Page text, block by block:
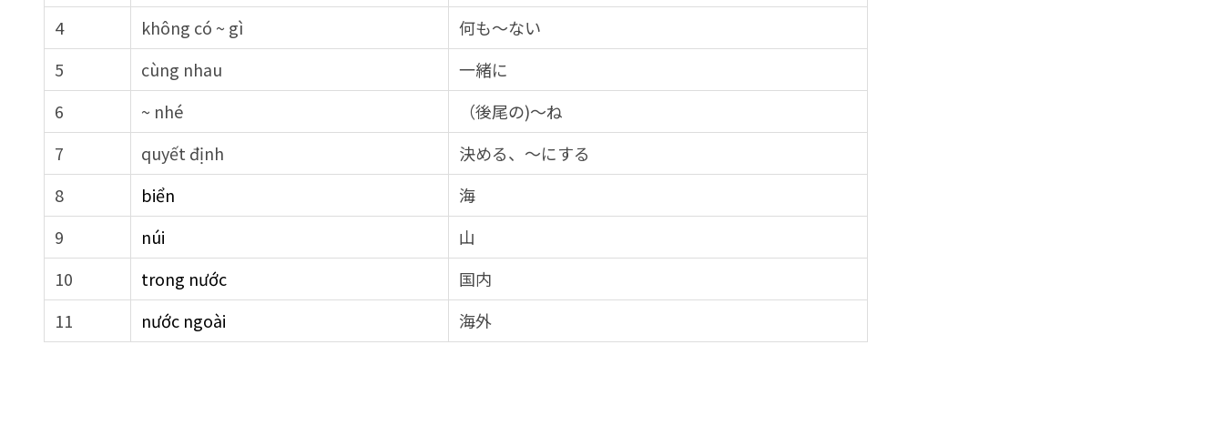
4
không có ~ gì
何も～ない
5
cùng nhau
一緒に
6
~ nhé
（後尾の)～ね
7
quyết định
決める、～にする
8
biển
海
9
núi
山
10
trong nước
国内
11
nước ngoài 海外